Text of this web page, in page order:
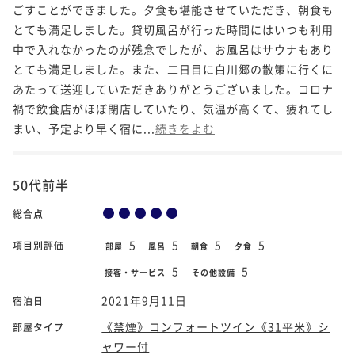
ごすことができました。夕食も堪能させていただき、朝食も
とても満足しました。貸切風呂が行った時間にはいつも利用
中で入れなかったのが残念でしたが、お風呂はサウナもあり
とても満足しました。また、二日目に白川郷の散策に行くに
あたって送迎していただきありがとうございました。コロナ
禍で飲食店がほぼ閉店していたり、気温が高くて、疲れてし
まい、予定より早く宿に... 続きをよむ
50代前半
総合点
項目別評価 部屋 5 風呂 5 朝食 5 夕食 5
接客・サービス 5 その他設備 5
宿泊日 2021年9月11日
部屋タイプ
《禁煙》コンフォートツイン《31平米》シ
ャワー付